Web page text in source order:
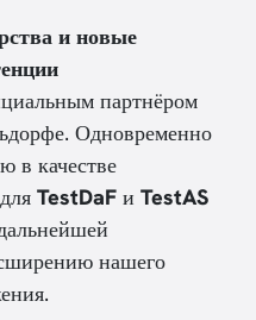
и новые
партнёром
Одновременно
в качестве
TestDaF и TestAS
нашего